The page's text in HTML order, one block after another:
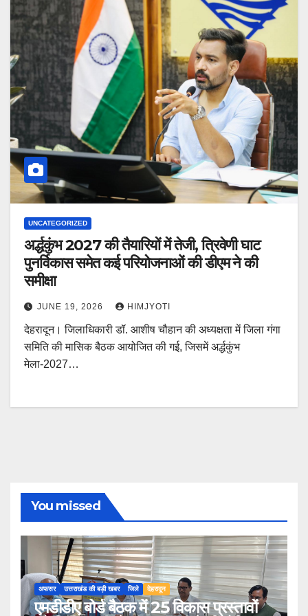
UNCATEGORIZED
अर्द्धकुंभ 2027 की तैयारियों में तेजी, त्रिवेणी घाट
पुनर्विकास समेत कई परियोजनाओं की डीएम ने की
समीक्षा
JUNE 19, 2026 HIMJYOTI
देहरादून। जिलाधिकारी डॉ. आशीष चौहान की अध्यक्षता में जिला गंगा
समिति की मासिक बैठक आयोजित की गई, जिसमें अर्द्धकुंभ
मेला-2027…
You missed
अफसर उत्तराखंड की बड़ी खबर जिले देहरादून
एमडीडीए बोर्ड बैठक में 25 विकास प्रस्तावों